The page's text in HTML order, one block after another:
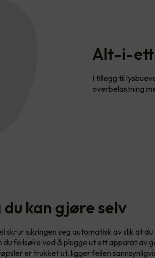
Alt-i-ett
I tillegg til
overbelastning
du kan gjøre selv
skrur sikringen seg automatisk av slik at
feilsøke ved å plugge ut ett apparat av
er trukket ut, ligger feilen